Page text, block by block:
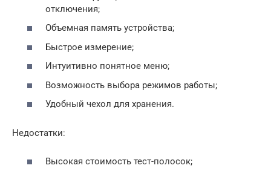
отключения;
Объемная память устройства;
Быстрое измерение;
Интуитивно понятное меню;
Возможность выбора режимов работы;
Удобный чехол для хранения.
Недостатки:
Высокая стоимость тест-полосок;